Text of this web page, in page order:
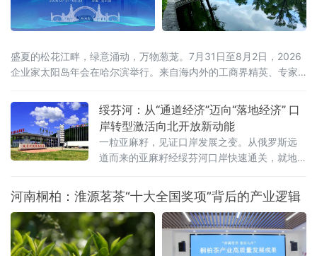
盛夏的松花江畔，绿意涌动，万物葱茏。7月31日至8月2日，2026
企业家太阳岛年会在哈尔滨举行。来自海内外的工商界精英、专家
打磨，企业家太阳岛年会已成长为新华社社级标志性论坛，形成“南
有博鳌，北有太阳岛”的全国产业对话IP。本届年会以“新质生产力：
新突破 新途径 新局面 新成果”为核心主题，锚定哈尔滨“三城三
绥芬河：从“通道经济”迈向“落地经济” 口
岸转型激活向北开放新动能
一粒亚麻籽，见证口岸发展之变。从俄罗斯远
道而来的亚麻籽经绥芬河口岸快速通关，就地
后，是百年口岸绥芬河奋力摆脱传统“通道经
济”，聚力发展落地加工，生动展现百年口岸
由“通道经济”向“落地经济”稳步转型的生动实
践。
河南桐柏：淮源茗茶“十大全国奖项”背后的产业逻辑